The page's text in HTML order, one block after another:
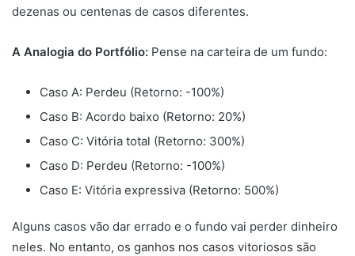
dezenas ou centenas de casos diferentes.
A Analogia do Portfólio: Pense na carteira de um fundo:
Caso A: Perdeu (Retorno: -100%)
Caso B: Acordo baixo (Retorno: 20%)
Caso C: Vitória total (Retorno: 300%)
Caso D: Perdeu (Retorno: -100%)
Caso E: Vitória expressiva (Retorno: 500%)
Alguns casos vão dar errado e o fundo vai perder dinheiro
neles. No entanto, os ganhos nos casos vitoriosos são